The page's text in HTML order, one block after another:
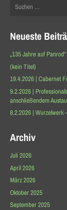
Suchen
Neueste
„135 Jahre auf Panrod“
(kein Titel)
19.4.2026 | Cabernet
9.2.2026 |
anschließendem
8.2.2026 | Wurzelwerk
Archiv
Juli 2026
April 2026
März 2026
Oktober 2025
September 2025